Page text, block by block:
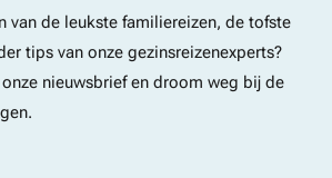
van de leukste familiereizen, de tofste
tips van onze gezinsreizenexperts?
nieuwsbrief en droom weg bij de